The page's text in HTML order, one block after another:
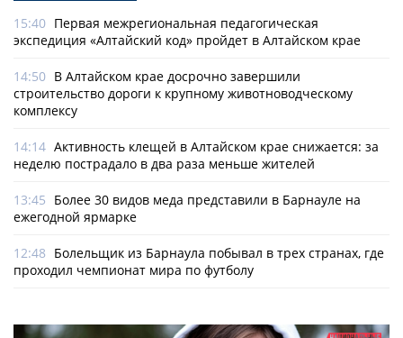
15:40 Первая межрегиональная педагогическая
экспедиция «Алтайский код» пройдет в Алтайском крае
14:50 В Алтайском крае досрочно завершили
строительство дороги к крупному животноводческому
комплексу
14:14 Активность клещей в Алтайском крае снижается: за
неделю пострадало в два раза меньше жителей
13:45 Более 30 видов меда представили в Барнауле на
ежегодной ярмарке
12:48 Болельщик из Барнаула побывал в трех странах, где
проходил чемпионат мира по футболу